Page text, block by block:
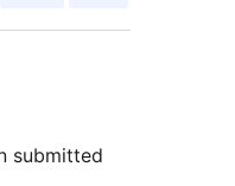
submitted